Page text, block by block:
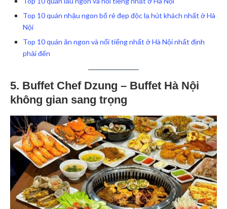
Top 10 quán nhậu ngon bổ rẻ đẹp độc lạ hút khách nhất ở Hà
Nội
Top 10 quán ăn ngon và nổi tiếng nhất ở Hà Nội nhất định
phải đến
5. Buffet Chef Dzung – Buffet Hà Nội
không gian sang trọng